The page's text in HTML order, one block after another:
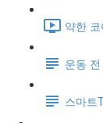
약한
운동
스마트